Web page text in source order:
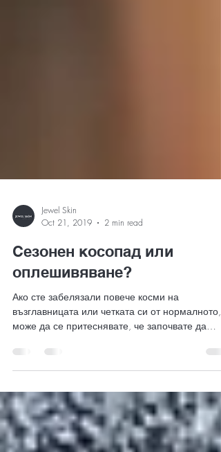
Oct 21, 2019
2 min read
Сезонен косопад или
оплешивяване?
Ако сте забелязали повече косми на
може да се притеснявате, че започвате да
оплешивявате....